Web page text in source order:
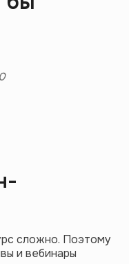
сложно. Поэтому
и вебинары